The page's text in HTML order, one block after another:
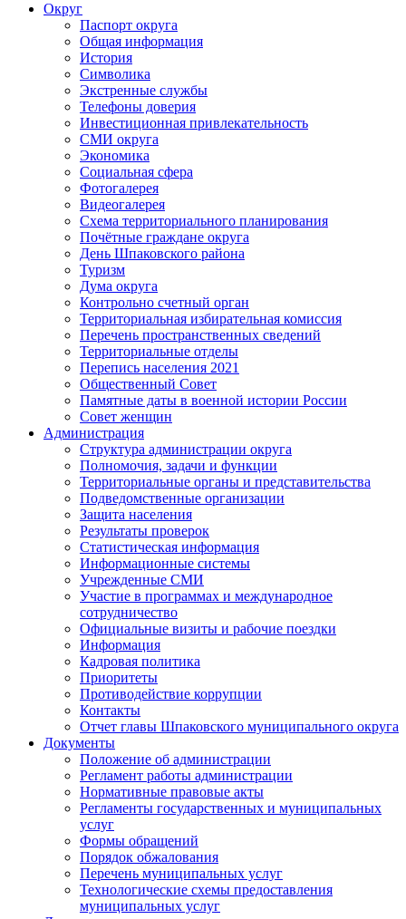
Округ
Паспорт округа
Общая информация
История
Символика
Экстренные службы
Телефоны доверия
Инвестиционная привлекательность
СМИ округа
Экономика
Социальная сфера
Фотогалерея
Видеогалерея
Схема территориального планирования
Почётные граждане округа
День Шпаковского района
Туризм
Дума округа
Контрольно счетный орган
Территориальная избирательная комиссия
Перечень пространственных сведений
Территориальные отделы
Перепись населения 2021
Общественный Совет
Памятные даты в военной истории России
Совет женщин
Администрация
Структура администрации округа
Полномочия, задачи и функции
Территориальные органы и представительства
Подведомственные организации
Защита населения
Результаты проверок
Статистическая информация
Информационные системы
Учрежденные СМИ
Участие в программах и международное
сотрудничество
Официальные визиты и рабочие поездки
Информация
Кадровая политика
Приоритеты
Противодействие коррупции
Контакты
Отчет главы Шпаковского муниципального округа
Документы
Положение об администрации
Регламент работы администрации
Нормативные правовые акты
Регламенты государственных и муниципальных
услуг
Формы обращений
Порядок обжалования
Перечень муниципальных услуг
Технологические схемы предоставления
муниципальных услуг